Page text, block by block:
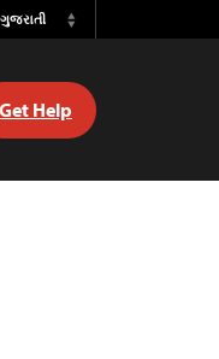
ગુજરાતી
Switch
Get Help